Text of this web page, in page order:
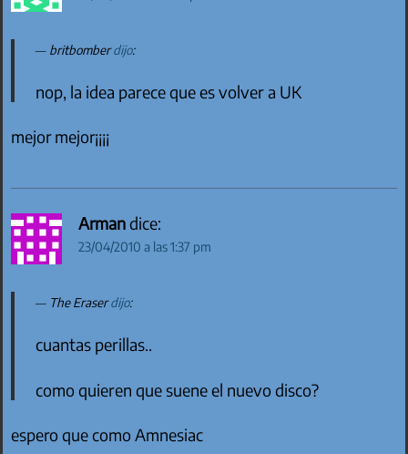
britbomberdijo:
nop, la idea parece que es volver a UK
mejor mejor¡¡¡¡
Armandice:
23/04/2010 a las 1:37 pm
The Eraserdijo:
cuantas perillas..
como quieren que suene el nuevo disco?
espero que como Amnesiac